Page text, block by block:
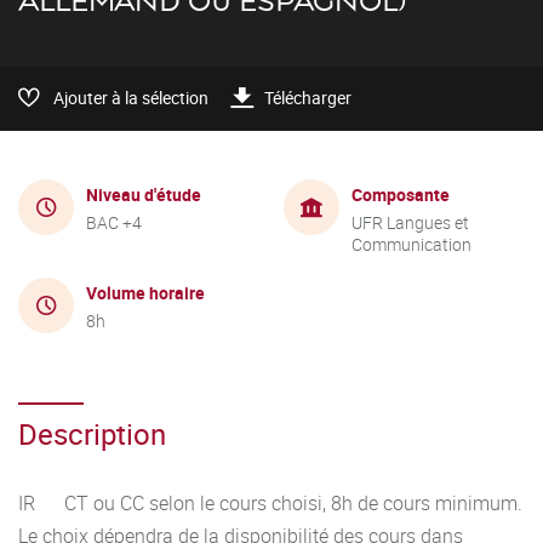
Ajouter à la sélection Télécharger
Niveau d'étude
BAC +4
Composante
UFR Langues et
Communication
Volume horaire
8h
Description
IR CT ou CC selon le cours choisi, 8h de cours minimum.
Le choix dépendra de la disponibilité des cours dans